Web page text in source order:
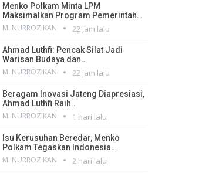
Menko Polkam Minta LPM
Maksimalkan Program Pemerintah…
M. NURROZIKAN 22 jam lalu
Ahmad Luthfi: Pencak Silat Jadi
Warisan Budaya dan…
M. NURROZIKAN 22 jam lalu
Beragam Inovasi Jateng Diapresiasi,
Ahmad Luthfi Raih…
M. NURROZIKAN 1 hari lalu
Isu Kerusuhan Beredar, Menko
Polkam Tegaskan Indonesia…
M. NURROZIKAN 2 hari lalu